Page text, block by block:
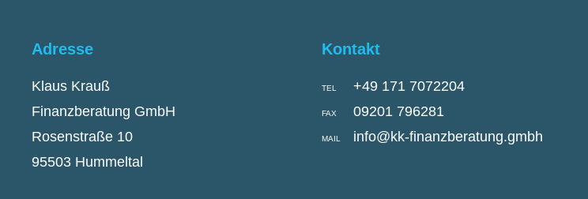
Adresse
Klaus Krauß
Finanzberatung GmbH
Rosenstraße 10
95503 Hummeltal
Kontakt
TEL +49 171 7072204
FAX 09201 796281
MAIL info@kk-finanzberatung.gmbh